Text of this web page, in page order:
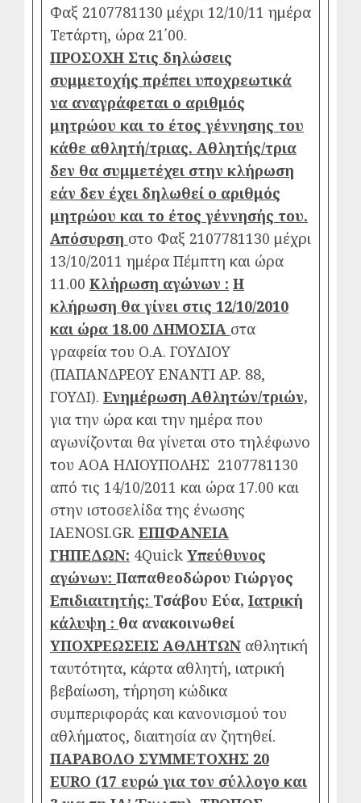
Φαξ 2107781130 μέχρι 12/10/11 ημέρα
Τετάρτη, ώρα 21΄00.
ΠΡΟΣΟΧΗ Στις δηλώσεις
συμμετοχής πρέπει υποχρεωτικά
να αναγράφεται ο αριθμός
μητρώου και το έτος γέννησης του
κάθε αθλητή/τριας. Αθλητής/τρια
δεν θα συμμετέχει στην κλήρωση
εάν δεν έχει δηλωθεί ο αριθμός
μητρώου και το έτος γέννησής του.
Απόσυρση στο Φαξ 2107781130 μέχρι
13/10/2011 ημέρα Πέμπτη και ώρα
11.00 Κλήρωση αγώνων : Η
κλήρωση θα γίνει στις 12/10/2010
και ώρα 18.00 ΔΗΜΟΣΙΑ στα
γραφεία του Ο.Α. ΓΟΥΔΙΟΥ
(ΠΑΠΑΝΔΡΕΟΥ ΕΝΑΝΤΙ ΑΡ. 88,
ΓΟΥΔΙ). Ενημέρωση Αθλητών/τριών,
για την ώρα και την ημέρα που
αγωνίζονται θα γίνεται στο τηλέφωνο
του ΑOA ΗΛΙΟΥΠΟΛΗΣ 2107781130
από τις 14/10/2011 και ώρα 17.00 και
στην ιστοσελίδα της ένωσης
ΙΑENOSI.GR. ΕΠΙΦΑΝΕΙΑ
ΓΗΠΕΔΩΝ: 4Quick Υπεύθυνος
αγώνων: Παπαθεοδώρου Γιώργος
Επιδιαιτητής: Τσάβου Εύα, Ιατρική
κάλυψη : θα ανακοινωθεί
ΥΠΟΧΡΕΩΣΕΙΣ ΑΘΛΗΤΩΝ αθλητική
ταυτότητα, κάρτα αθλητή, ιατρική
βεβαίωση, τήρηση κώδικα
συμπεριφοράς και κανονισμού του
αθλήματος, διαιτησία αν ζητηθεί.
ΠΑΡΑΒΟΛΟ ΣΥΜΜΕΤΟΧΗΣ 20
EURO (17 ευρώ για τον σύλλογο και